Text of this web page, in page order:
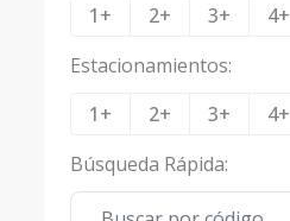
1+
2+ 3+ 4+
Estacionamientos:
1+
2+ 3+ 4+
Búsqueda Rápida: